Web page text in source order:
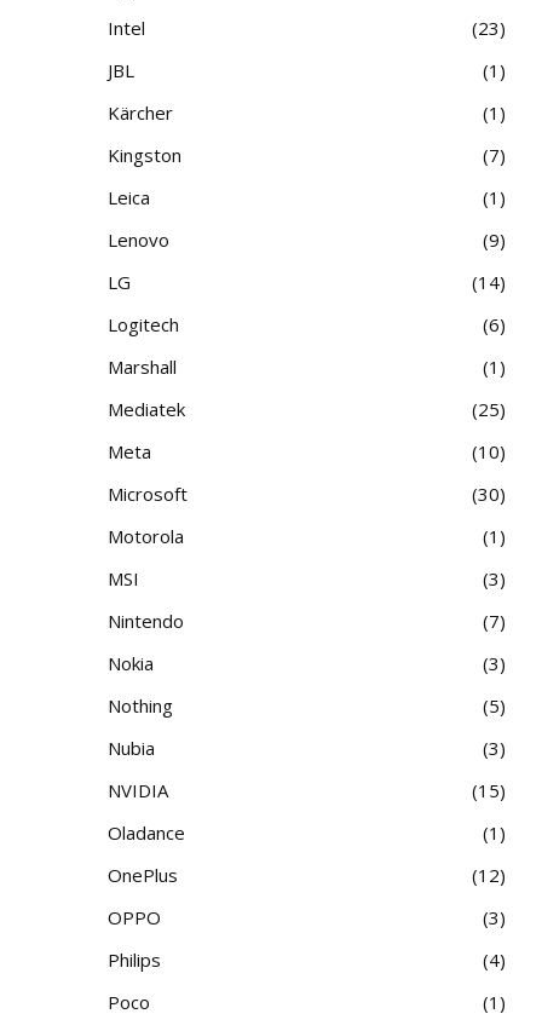
Intel
23
JBL
1
Kärcher
1
Kingston
7
Leica
1
Lenovo
9
LG
14
Logitech
6
Marshall
1
Mediatek
25
Meta
10
Microsoft
30
Motorola
1
MSI
3
Nintendo
7
Nokia
3
Nothing
5
Nubia
3
NVIDIA
15
Oladance
1
OnePlus
12
OPPO
3
Philips
4
Poco
1